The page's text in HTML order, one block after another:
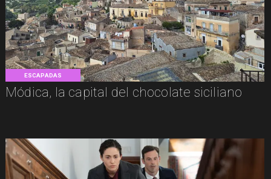
ESCAPADAS
Módica, la capital del chocolate siciliano